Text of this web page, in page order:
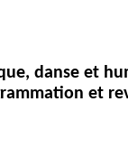
danse et
et